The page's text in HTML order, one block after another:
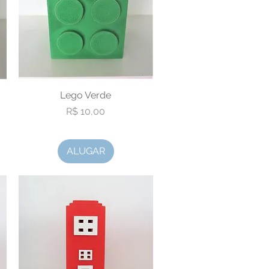
Visualização rápida
Lego Verde
Preço
R$ 10,00
ALUGAR